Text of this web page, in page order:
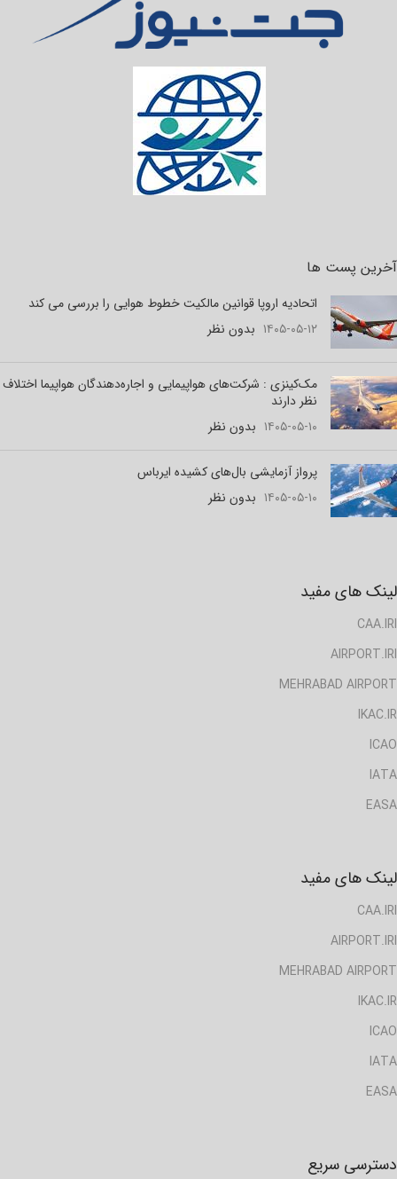
آخرین پست ها
اتحادیه اروپا قوانین مالکیت خطوط هوایی را بررسی می کند
۱۴۰۵-۰۵-۱۲ بدون نظر
مک‌کینزی : شرکت‌های هواپیمایی و اجاره‌دهندگان هواپیما اختلاف
نظر دارند
۱۴۰۵-۰۵-۱۰ بدون نظر
پرواز آزمایشی بال‌های کشیده ایرباس
۱۴۰۵-۰۵-۱۰ بدون نظر
لینک های مفید
CAA.IRI
AIRPORT.IRI
MEHRABAD AIRPORT
IKAC.IR
ICAO
IATA
EASA
لینک های مفید
CAA.IRI
AIRPORT.IRI
MEHRABAD AIRPORT
IKAC.IR
ICAO
IATA
EASA
دسترسی سریع